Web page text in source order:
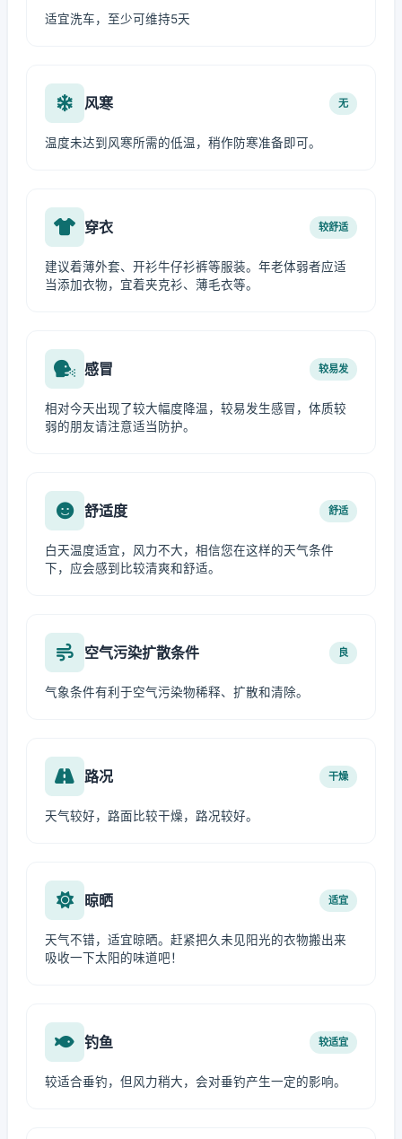
适宜洗车，至少可维持5天
风寒 无
温度未达到风寒所需的低温，稍作防寒准备即可。
穿衣 较舒适
建议着薄外套、开衫牛仔衫裤等服装。年老体弱者应适
当添加衣物，宜着夹克衫、薄毛衣等。
感冒 较易发
相对今天出现了较大幅度降温，较易发生感冒，体质较
弱的朋友请注意适当防护。
舒适度 舒适
白天温度适宜，风力不大，相信您在这样的天气条件
下，应会感到比较清爽和舒适。
空气污染扩散条件 良
气象条件有利于空气污染物稀释、扩散和清除。
路况 干燥
天气较好，路面比较干燥，路况较好。
晾晒 适宜
天气不错，适宜晾晒。赶紧把久未见阳光的衣物搬出来
吸收一下太阳的味道吧！
钓鱼 较适宜
较适合垂钓，但风力稍大，会对垂钓产生一定的影响。